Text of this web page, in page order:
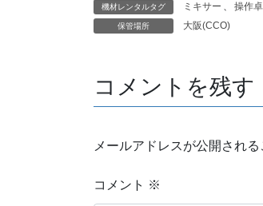
機材レンタルタグ ミキサー 、 操作卓
保管場所 大阪(CCO)
コメントを残す
メールアドレスが公開される
コメント ※